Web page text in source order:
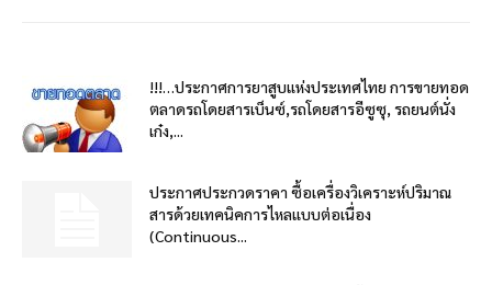
!!!…ประกาศการยาสูบแห่งประเทศไทย การขายทอด
ตลาดรถโดยสารเบ็นซ์,รถโดยสารอีซูซุ, รถยนต์นั่ง
เก๋ง,...
ประกาศประกวดราคา ซื้อเครื่องวิเคราะห์ปริมาณ
สารด้วยเทคนิคการไหลแบบต่อเนื่อง
(Continuous...